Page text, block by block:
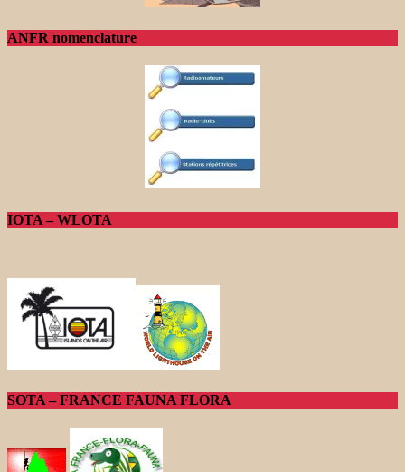
ANFR nomenclature
IOTA – WLOTA
SOTA – FRANCE FAUNA FLORA